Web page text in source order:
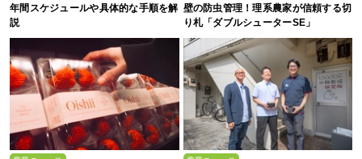
年間スケジュールや具体的な手順を解
説
壁の防虫管理！理系農家が信頼する切
り札「ダブルシューターSE」